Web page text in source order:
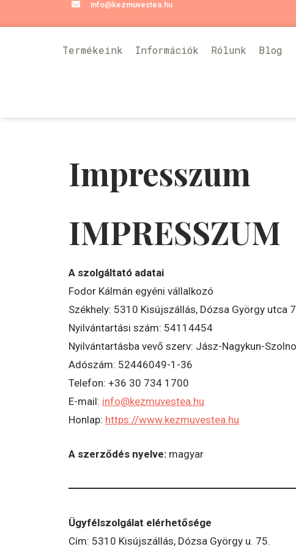
info@kezmuvestea.hu
Termékeink Információk Rólunk Blog
Impresszum
IMPRESSZUM
A szolgáltató adatai
Fodor Kálmán egyéni vállalkozó
Székhely: 5310 Kisújszállás, Dózsa György utca
Nyilvántartási szám: 54114454
Nyilvántartásba vevő szerv: Jász-Nagykun-
Adószám: 52446049-1-36
Telefon: +36 30 734 1700
E-mail: info@kezmuvestea.hu
Honlap: https://www.kezmuvestea.hu
A szerződés nyelve: magyar
Ügyfélszolgálat elérhetősége
Cím: 5310 Kisújszállás, Dózsa György u. 75.